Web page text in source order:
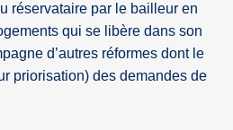
réservataire par le bailleur en
qui se libère dans son
d’autres réformes dont le
priorisation) des demandes de